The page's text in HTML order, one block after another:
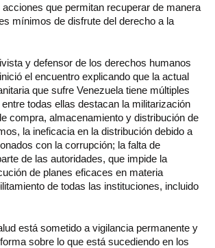
que permitan recuperar de manera
mínimos de disfrute del derecho a la
y defensor de los derechos humanos
el encuentro explicando que la actual
que sufre Venezuela tiene múltiples
todas ellas destacan la militarización
compra, almacenamiento y distribución de
la ineficacia en la distribución debido a
con la corrupción; la falta de
de las autoridades, que impide la
de planes eficaces en materia
de todas las instituciones, incluido
está sometido a vigilancia permanente y
sobre lo que está sucediendo en los